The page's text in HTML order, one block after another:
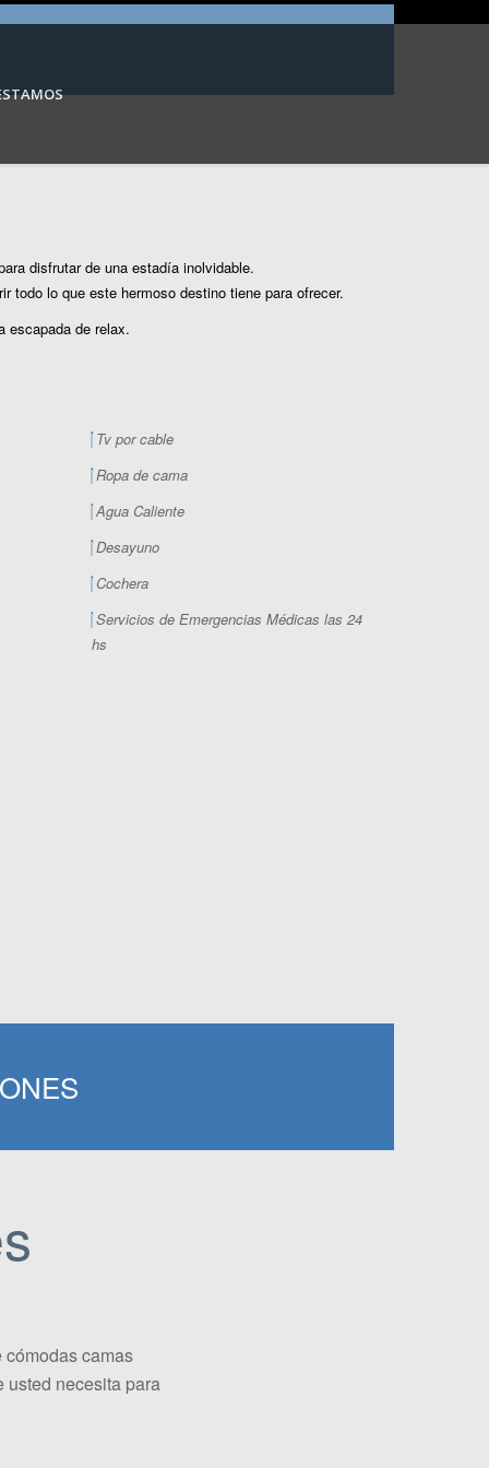
disfrutar de una estadía inolvidable.
todo lo que este hermoso destino tiene para ofrecer.
escapada de relax.
Tv por cable
Ropa de cama
Agua Caliente
Desayuno
Cochera
Servicios de Emergencias Médicas las 24
hs
camas
usted necesita para